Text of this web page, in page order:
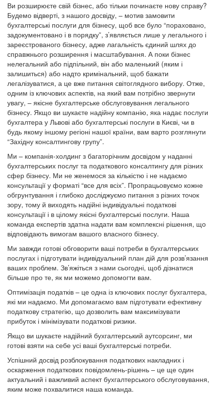
Ви розширюєте свій бізнес, або тільки починаєте нову справу?
Будемо відверті, з нашого досвіду, – мотив замовити
бухгалтерські послуги для бізнесу, щоб все було “пораховано,
задокументовано і в порядку”, з’являється лише у легального і
зареєстрованого бізнесу, адже лагальність єдиний шлях до
справжнього розширення і масштабування. А поки бізнес
нелегальний або підпільний, він або маленький (яким і
залишиться) або надто кримінальний, щоб бажати
легалізуватися, а це вже питання світоглядного вибору. Отже,
одним із ключових аспектів, на який вам потрібно звернути
увагу, – якісне бухгалтерське обслуговування легального
бізнесу. Якщо ви шукаєте надійну компанію, яка надає послуги
бухгалтера у Львові або бухгалтерські послуги в Києві, чи в
будь якому іншому регіоні нашої країни, вам варто розглянути
“Західну консалтингову групу”.
Ми – компанія-холдинг з багаторічним досвідом у наданні
бухгалтерських послуг та податкового консалтингу для різних
сфер бізнесу. Ми не женемося за кількістю і не надаємо
консультації у форматі “все для всіх”. Пропрацьовуємо кожне
обгрунтування і глибоко досліджуємо питання з різних точок
зору, тому й виходять надійні індивідуальні податкові
консультації і в цілому якісні бухгалтерські послуги. Наша
команда експертів здатна надати вам комплексні рішення, що
відповідають вимогам вашого власного бізнесу.
Ми завжди готові обговорити ваші потреби в бухгалтерських
послугах і підготувати індивідуальний план дій для розв’язання
ваших проблем. Зв’яжіться з нами сьогодні, щоб дізнатися
більше про те, як ми можемо допомогти вам.
Оптимізація податків – це одна із ключових послуг бухгалтера,
які ми надаємо. Ми допомагаємо вам підготувати ефективну
податкову стратегію, що дозволить вам максимізувати
прибуток і мінімізувати податкові ризики.
Якщо ви шукаєте надійний бухгалтерський аутсорсинг, ми
готові взяти на себе усі ваші бухгалтерські потреби.
Успішний досвід розблокування податкових накладних і
оскарження податкових повідомлень-рішень – це ще один
актуальний і важливий аспект бухгалтерського обслуговування,
яким може похвалитися наша команда.